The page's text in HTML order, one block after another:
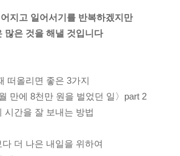
지고 일어서기를 반복하겠지만
많은 것을 해낼 것입니다
떠올리면 좋은 3가지
월 만에 8천만 원을 벌었던 일〉part 2
시간을 잘 보내는 방법
다 더 나은 내일을 위하여